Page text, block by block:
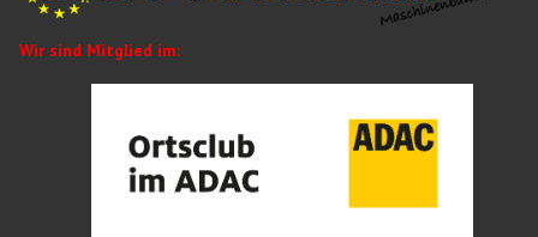
Wir sind Mitglied im: